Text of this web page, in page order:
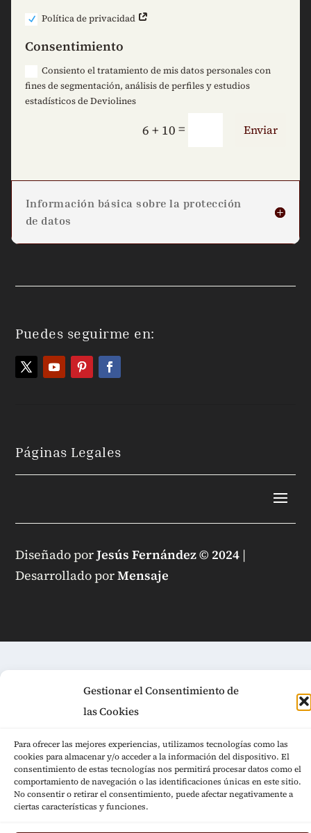
Gestionar el Consentimiento de
las Cookies
Para ofrecer las mejores experiencias, utilizamos tecnologías como las
cookies para almacenar y/o acceder a la información del dispositivo. El
consentimiento de estas tecnologías nos permitirá procesar datos como el
comportamiento de navegación o las identificaciones únicas en este sitio.
No consentir o retirar el consentimiento, puede afectar negativamente a
ciertas características y funciones.
Política de privacidad
Consentimiento
Consiento el tratamiento de mis datos personales con
fines de segmentación, análisis de perfiles y estudios
estadísticos de Deviolines
6 + 10 = Enviar
Información básica sobre la protección
de datos
Puedes seguirme en:
Páginas Legales
Diseñado porJesús Fernández © 2024 |
Desarrollado porMensaje